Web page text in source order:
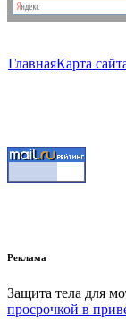
ГлавнаяКарта
Реклама
Защита тела для
просрочкой в